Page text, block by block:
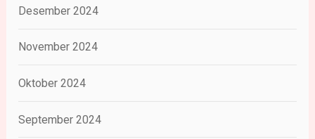
Desember 2024
November 2024
Oktober 2024
September 2024